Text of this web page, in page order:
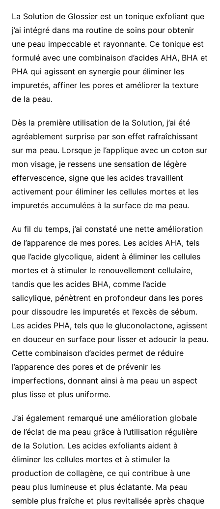
La Solution de Glossier est un tonique exfoliant que
j’ai intégré dans ma routine de soins pour obtenir
une peau impeccable et rayonnante. Ce tonique est
formulé avec une combinaison d’acides AHA, BHA et
PHA qui agissent en synergie pour éliminer les
impuretés, affiner les pores et améliorer la texture
de la peau.
Dès la première utilisation de la Solution, j’ai été
agréablement surprise par son effet rafraîchissant
sur ma peau. Lorsque je l’applique avec un coton sur
mon visage, je ressens une sensation de légère
effervescence, signe que les acides travaillent
activement pour éliminer les cellules mortes et les
impuretés accumulées à la surface de ma peau.
Au fil du temps, j’ai constaté une nette amélioration
de l’apparence de mes pores. Les acides AHA, tels
que l’acide glycolique, aident à éliminer les cellules
mortes et à stimuler le renouvellement cellulaire,
tandis que les acides BHA, comme l’acide
salicylique, pénètrent en profondeur dans les pores
pour dissoudre les impuretés et l’excès de sébum.
Les acides PHA, tels que le gluconolactone, agissent
en douceur en surface pour lisser et adoucir la peau.
Cette combinaison d’acides permet de réduire
l’apparence des pores et de prévenir les
imperfections, donnant ainsi à ma peau un aspect
plus lisse et plus uniforme.
J’ai également remarqué une amélioration globale
de l’éclat de ma peau grâce à l’utilisation régulière
de la Solution. Les acides exfoliants aident à
éliminer les cellules mortes et à stimuler la
production de collagène, ce qui contribue à une
peau plus lumineuse et plus éclatante. Ma peau
semble plus fraîche et plus revitalisée après chaque